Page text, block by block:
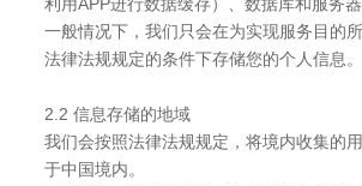
一般情况下，我们只会在为实现服务目的
法律法规规定的条件下存储您的个人信息。
2.2 信息存储的地域
我们会按照法律法规规定，将境内收集的
于中国境内。